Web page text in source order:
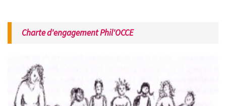
Charte d'engagement Phil'OCCE